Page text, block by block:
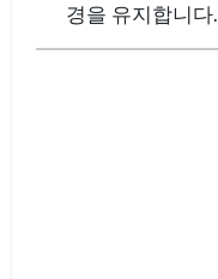
경을 유지합니다.